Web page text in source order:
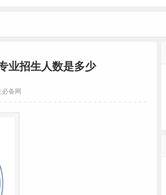
业招生人数是多少
备网